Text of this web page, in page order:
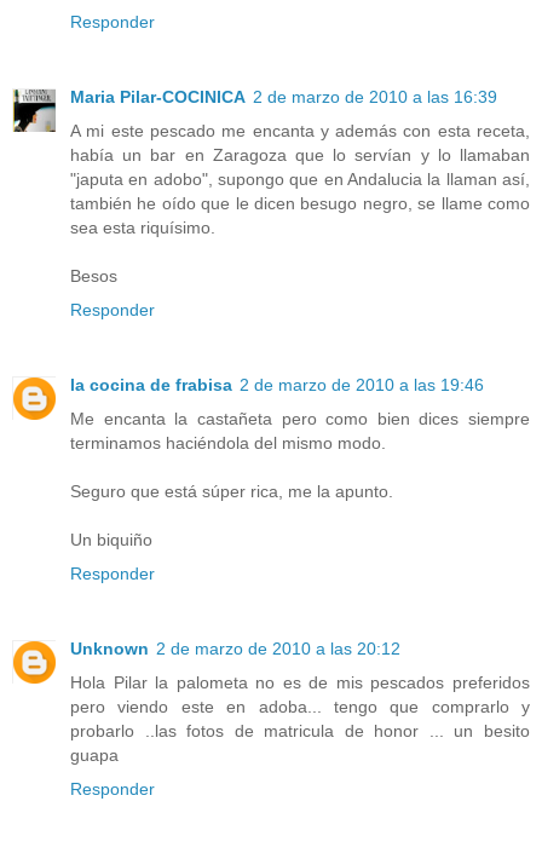
Responder
Maria Pilar-COCINICA 2 de marzo de 2010 a las 16:39
A mi este pescado me encanta y además con esta receta,
había un bar en Zaragoza que lo servían y lo llamaban
"japuta en adobo", supongo que en Andalucia la llaman así,
también he oído que le dicen besugo negro, se llame como
sea esta riquísimo.
Besos
Responder
la cocina de frabisa 2 de marzo de 2010 a las 19:46
Me encanta la castañeta pero como bien dices siempre
terminamos haciéndola del mismo modo.
Seguro que está súper rica, me la apunto.
Un biquiño
Responder
Unknown 2 de marzo de 2010 a las 20:12
Hola Pilar la palometa no es de mis pescados preferidos
pero viendo este en adoba... tengo que comprarlo y
probarlo ..las fotos de matricula de honor ... un besito
guapa
Responder